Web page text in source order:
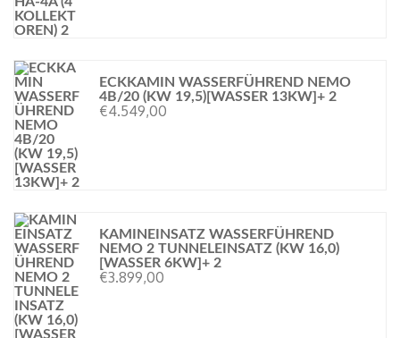
ECKKAMIN WASSERFÜHREND NEMO
4B/20 (KW 19,5)[WASSER 13KW]+ 2
€4.549,00
KAMINEINSATZ WASSERFÜHREND
NEMO 2 TUNNELEINSATZ (KW 16,0)
[WASSER 6KW]+ 2
€3.899,00